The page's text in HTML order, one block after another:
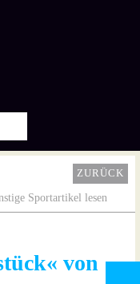
ZURÜCK
Sportartikel lesen
von